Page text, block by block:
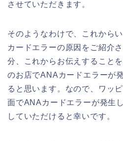
させていただきます。
そのようなわけで、これから
カードエラーの原因をご紹介
分、これからお伝えすること
のお店でANAカードエラーが
ると思います。なので、ワッ
面でANAカードエラーが発生
していただけると幸いです。